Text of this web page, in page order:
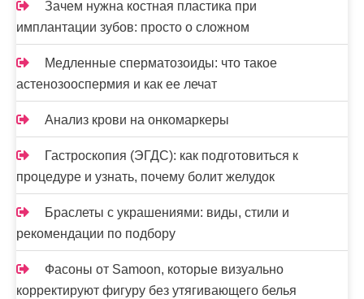
и
я
з
а
п
и
с
е
й
Зачем нужна костная пластика при
имплантации зубов: просто о сложном
Медленные сперматозоиды: что такое
астенозооспермия и как ее лечат
Анализ крови на онкомаркеры
Гастроскопия (ЭГДС): как подготовиться к
процедуре и узнать, почему болит желудок
Браслеты с украшениями: виды, стили и
рекомендации по подбору
Фасоны от Samoon, которые визуально
корректируют фигуру без утягивающего белья